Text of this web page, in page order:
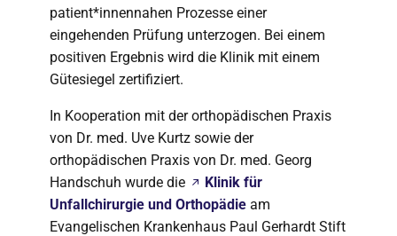
patient*innennahen Prozesse einer
eingehenden Prüfung unterzogen. Bei einem
positiven Ergebnis wird die Klinik mit einem
Gütesiegel zertifiziert.
In Kooperation mit der orthopädischen Praxis
von Dr. med. Uve Kurtz sowie der
orthopädischen Praxis von Dr. med. Georg
Handschuh wurde die
Klinik für
Unfallchirurgie und Orthopädie am
Evangelischen Krankenhaus Paul Gerhardt Stift